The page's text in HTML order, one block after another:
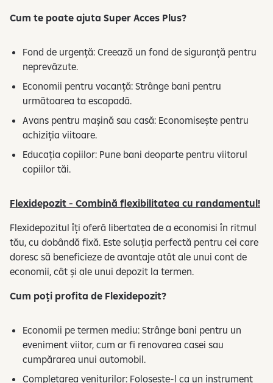
Cum te poate ajuta Super Acces Plus?
Fond de urgență: Creează un fond de siguranță pentru
neprevăzute.
Economii pentru vacanță: Strânge bani pentru
următoarea ta escapadă.
Avans pentru mașină sau casă: Economisește pentru
achiziția viitoare.
Educația copiilor: Pune bani deoparte pentru viitorul
copiilor tăi.
Flexidepozit - Combină flexibilitatea cu randamentul!
Flexidepozitul îți oferă libertatea de a economisi în ritmul
tău, cu dobândă fixă. Este soluția perfectă pentru cei care
doresc să beneficieze de avantaje atât ale unui cont de
economii, cât și ale unui depozit la termen.
Cum poți profita de Flexidepozit?
Economii pe termen mediu: Strânge bani pentru un
eveniment viitor, cum ar fi renovarea casei sau
cumpărarea unui automobil.
Completarea veniturilor: Folosește-l ca un instrument